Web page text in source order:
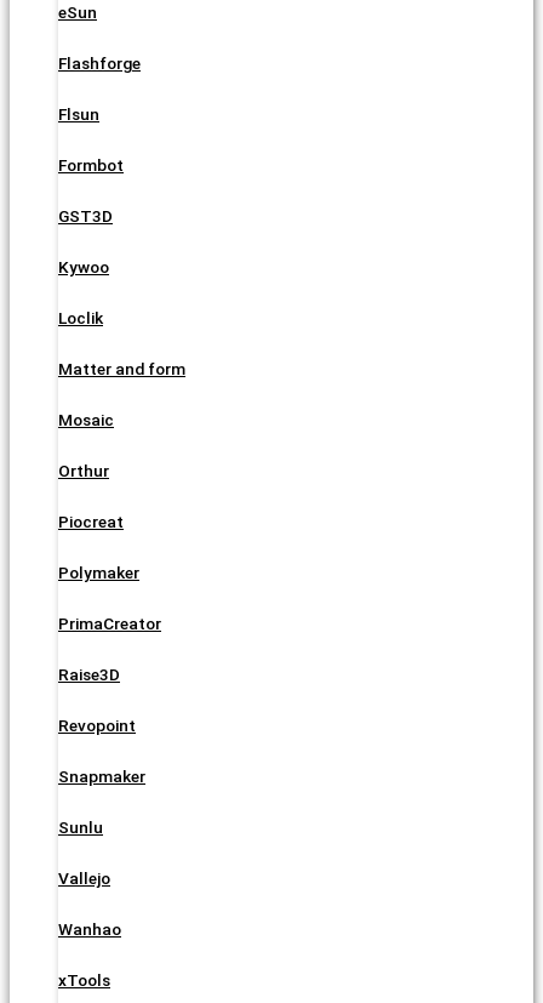
eSun
Flashforge
Flsun
Formbot
GST3D
Kywoo
Loclik
Matter and form
Mosaic
Orthur
Piocreat
Polymaker
PrimaCreator
Raise3D
Revopoint
Snapmaker
Sunlu
Vallejo
Wanhao
xTools